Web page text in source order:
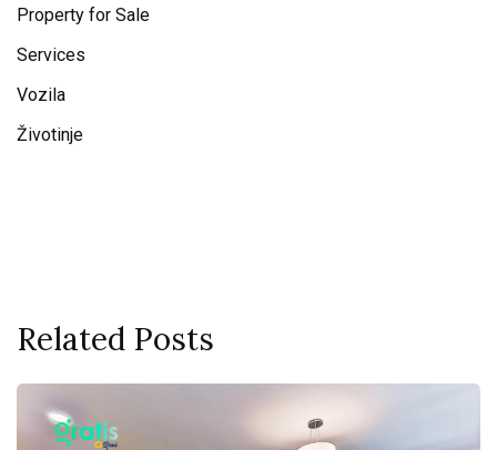
Property for Sale
Services
Vozila
Životinje
Related Posts